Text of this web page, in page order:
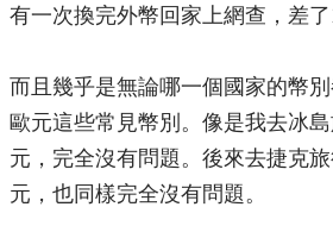
有一次換完外幣回家上網查，差了
而且幾乎是無論哪一個國家的幣別
歐元這些常見幣別。像是我去冰
元，完全沒有問題。後來去捷克
元，也同樣完全沒有問題。